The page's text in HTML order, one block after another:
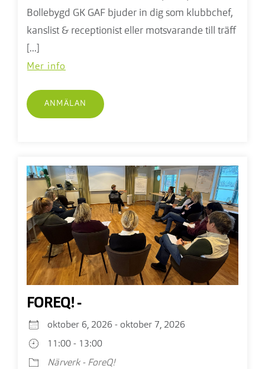
Bollebygd GK GAF bjuder in dig som klubbchef,
kanslist & receptionist eller motsvarande till träff
[...]
Mer info
ANMÄLAN
FOREQ! -
oktober 6, 2026 - oktober 7, 2026
11:00 - 13:00
Närverk - ForeQ!